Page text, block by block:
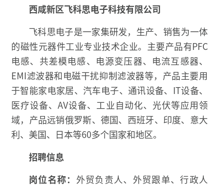
西咸新区飞科思电子科技有限公司
飞科思电子是一家集研发，生产、销售为一体
的磁性元器件工业专业技术企业。主要产品有PFC
电感、共差模电感、电源变压器、电流互感器、
EMI滤波器和电磁干扰抑制滤波器等，产品主要用
于智能家电家居、汽车电子、通讯设备、IT设备、
医疗设备、AV设备、工业自动化、光伏等应用领
域，产品远销俄罗斯、德国、西班牙、印度、意大
利、美国、日本等60多个国家和地区。
招聘信息
岗位名称： 外贸负责人、外贸跟单、行政人